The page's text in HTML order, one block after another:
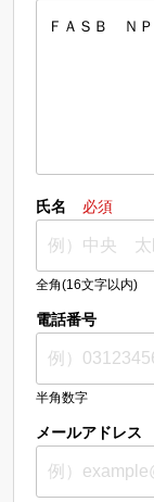
氏名 必須
全角(16文字以内)
電話番号
半角数字
メールアドレス